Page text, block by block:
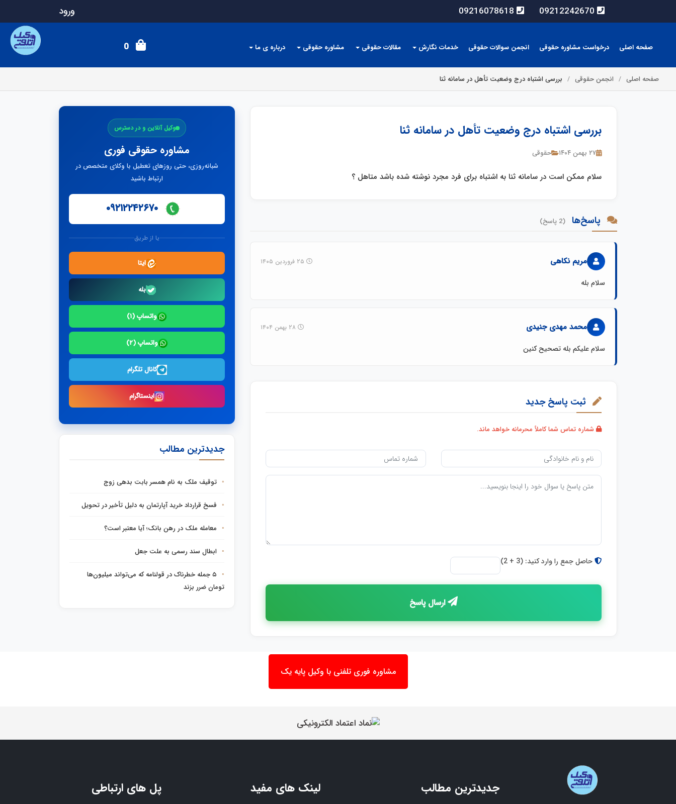
09212242670
09216078618 ورود
صفحه اصلی درخواست مشاوره حقوقی انجمن سوالات حقوقی خدمات نگارش مقالات حقوقی مشاوره حقوقی درباره ی ما 0
صفحه اصلی انجمن حقوقی بررسی اشتباه درج وضعیت تأهل در سامانه ثنا
بررسی اشتباه درج وضعیت تأهل در سامانه ثنا
۲۷ بهمن ۱۴۰۴ حقوقی
سلام ممکن است در سامانه ثنا به اشتباه برای فرد مجرد نوشته شده باشد متاهل ‍؟
پاسخ‌ها (2 پاسخ)
مریم نکاهی
سلام بله
محمد مهدی جنیدی
سلام علیکم بله تصحیح کنین
ثبت پاسخ جدید
شماره تماس شما کاملاً محرمانه خواهد ماند.
حاصل جمع را وارد کنید: (3 + 2)
ارسال پاسخ
وکیل آنلاین و در دسترس
مشاوره حقوقی فوری
شبانه‌روزی، حتی روزهای تعطیل با وکلای متخصص در
ارتباط باشید
۰۹۲۱۲۲۴۲۶۷۰
یا از طریق
ایتا
بله
واتساپ (۱)
واتساپ (۲)
کانال تلگرام
اینستاگرام
جدیدترین مطالب
توقیف ملک به نام همسر بابت بدهی زوج
فسخ قرارداد خرید آپارتمان به دلیل تأخیر در تحویل
معامله ملک در رهن بانک؛ آیا معتبر است؟
ابطال سند رسمی به علت جعل
۵ جمله خطرناک در قولنامه که می‌تواند میلیون‌ها
تومان ضرر بزند
مشاوره فوری تلفنی با وکیل پایه یک
جدیدترین مطالب لینک های مفید پل های ارتباطی